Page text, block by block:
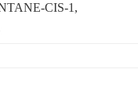
CIS-1,